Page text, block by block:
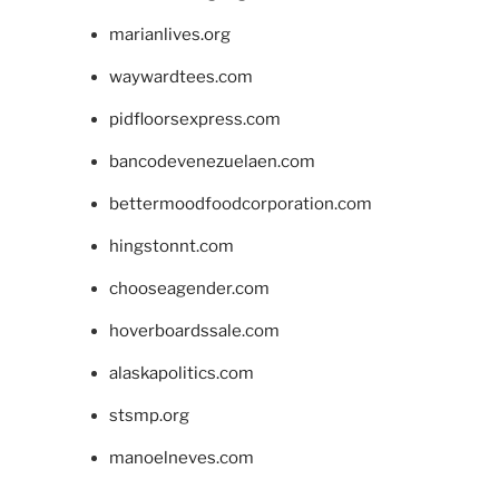
marianlives.org
waywardtees.com
pidfloorsexpress.com
bancodevenezuelaen.com
bettermoodfoodcorporation.com
hingstonnt.com
chooseagender.com
hoverboardssale.com
alaskapolitics.com
stsmp.org
manoelneves.com